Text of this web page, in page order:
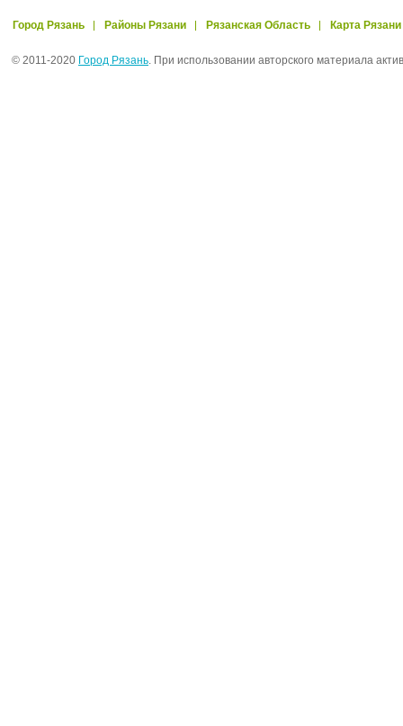
Город Рязань Районы Рязани Рязанская Область Карта Рязани
© 2011-2020 Город Рязань. При использовании авторского материала